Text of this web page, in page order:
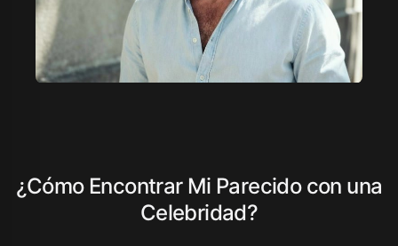
¿Cómo Encontrar Mi Parecido con una
Celebridad?